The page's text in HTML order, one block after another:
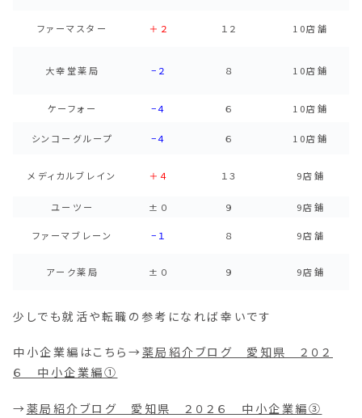
ファーマスター ＋２ １２ 10店舗
大幸堂薬局 −２ ８ 10店鋪
ケーフォー −４ ６ 10店鋪
シンコーグループ −４ ６ 10店鋪
メディカルブレイン ＋４ １３ 9店鋪
ユーツー ±０ ９ 9店鋪
ファーマブレーン −１ ８ 9店舗
アーク薬局 ±０ ９ 9店鋪
少しでも就活や転職の参考になれば幸いです
中小企業編はこちら→薬局紹介ブログ 愛知県 ２０２
６ 中小企業編①
→薬局紹介ブログ 愛知県 ２０２６ 中小企業編③